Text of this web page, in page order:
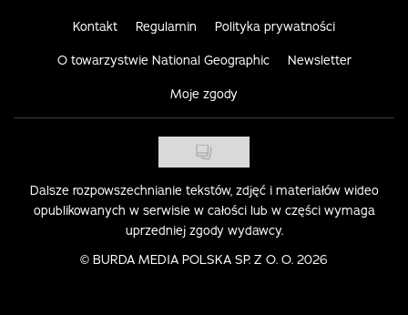
Kontakt Regulamin Polityka prywatności
O towarzystwie National Geographic Newsletter
Moje zgody
Dalsze rozpowszechnianie tekstów, zdjęć i materiałów wideo
opublikowanych w serwisie w całości lub w części wymaga
uprzedniej zgody wydawcy.
© BURDA MEDIA POLSKA SP. Z O. O. 2026